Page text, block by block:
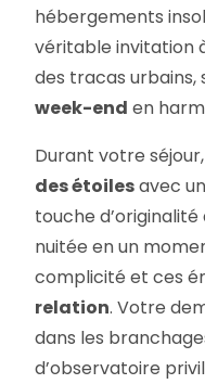
hébergements
véritable invitation
des tracas urbains,
week-end en
Durant votre
des étoilesavec
touche
nuitée en un
complicité et ces
relation. Votre
dans les
d’observatoire